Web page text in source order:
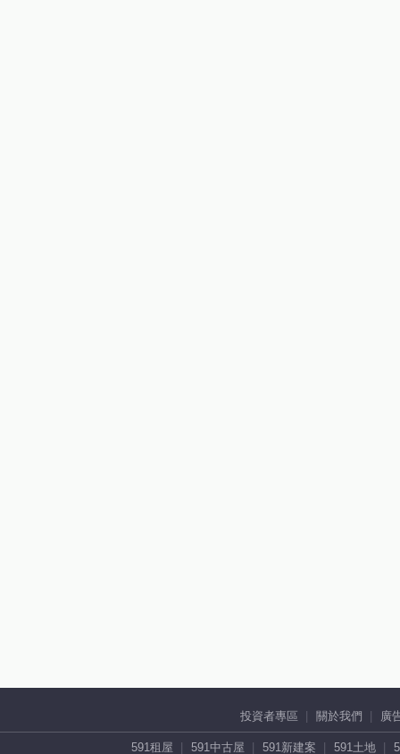
投資者專區 關於我們 廣
591租屋 591中古屋 591新建案 591土地